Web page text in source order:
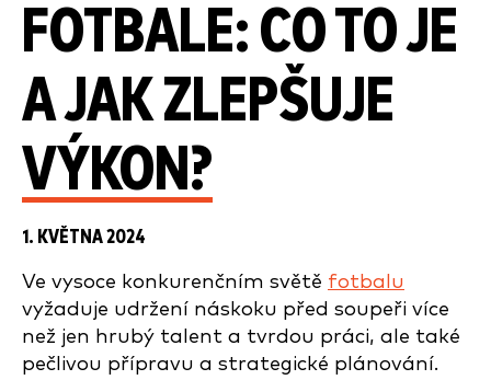
FOTBALE: CO TO JE
A JAK ZLEPŠUJE
VÝKON?
1. KVĚTNA 2024
Ve vysoce konkurenčním světě fotbalu
vyžaduje udržení náskoku před soupeři více
než jen hrubý talent a tvrdou práci, ale také
pečlivou přípravu a strategické plánování.